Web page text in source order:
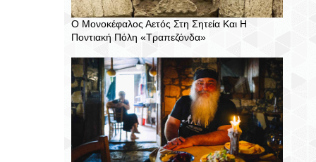
Ο Μονοκέφαλος Αετός Στη Σητεία Και Η
Ποντιακή Πόλη «Τραπεζόνδα»